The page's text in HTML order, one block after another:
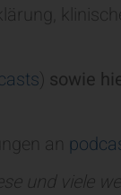
) sowie
an
und viele